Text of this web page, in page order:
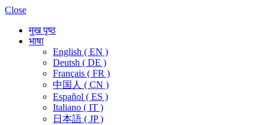
Close
मुख पृष्ठ
भाषा
English ( EN )
Deutsh ( DE )
Français ( FR )
中国人 ( CN )
Español ( ES )
Italiano ( IT )
日本語 ( JP )